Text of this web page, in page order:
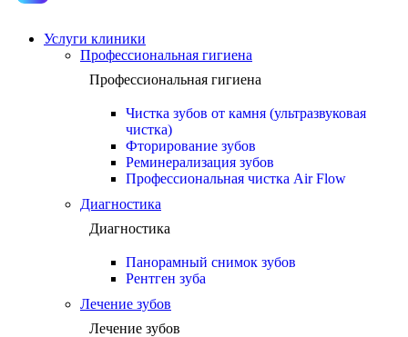
Услуги клиники
Профессиональная гигиена
Профессиональная гигиена
Чистка зубов от камня (ультразвуковая
чистка)
Фторирование зубов
Реминерализация зубов
Профессиональная чистка Air Flow
Диагностика
Диагностика
Панорамный снимок зубов
Рентген зуба
Лечение зубов
Лечение зубов